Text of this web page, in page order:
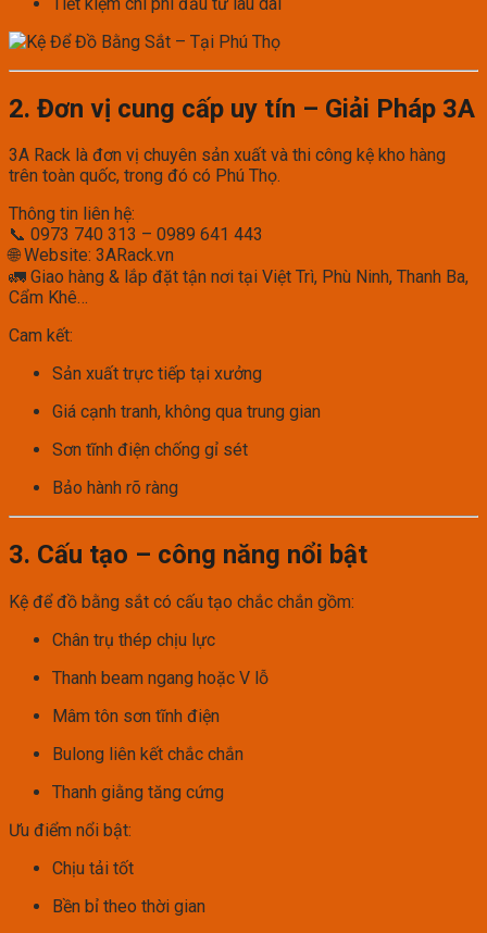
2. Đơn vị cung cấp uy tín – Giải Pháp 3A
3A Rack là đơn vị chuyên sản xuất và thi công kệ kho hàng
trên toàn quốc, trong đó có Phú Thọ.
Thông tin liên hệ:
📞 0973 740 313 – 0989 641 443
🌐 Website: 3ARack.vn
🚛 Giao hàng & lắp đặt tận nơi tại Việt Trì, Phù Ninh, Thanh Ba,
Cẩm Khê…
Cam kết:
Sản xuất trực tiếp tại xưởng
Giá cạnh tranh, không qua trung gian
Sơn tĩnh điện chống gỉ sét
Bảo hành rõ ràng
3. Cấu tạo – công năng nổi bật
Kệ để đồ bằng sắt có cấu tạo chắc chắn gồm:
Chân trụ thép chịu lực
Thanh beam ngang hoặc V lỗ
Mâm tôn sơn tĩnh điện
Bulong liên kết chắc chắn
Thanh giằng tăng cứng
Ưu điểm nổi bật:
Chịu tải tốt
Bền bỉ theo thời gian